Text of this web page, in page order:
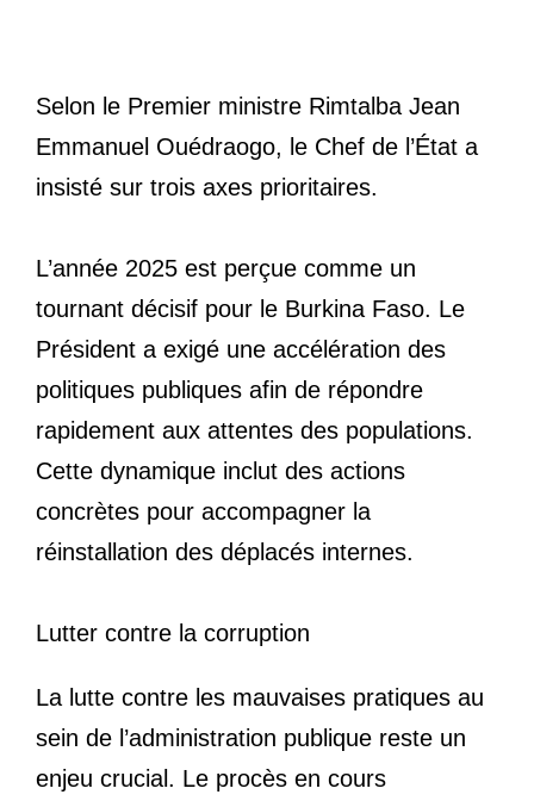
Selon le Premier ministre Rimtalba Jean
Emmanuel Ouédraogo, le Chef de l’État a
insisté sur trois axes prioritaires.
L’année 2025 est perçue comme un
tournant décisif pour le Burkina Faso. Le
Président a exigé une accélération des
politiques publiques afin de répondre
rapidement aux attentes des populations.
Cette dynamique inclut des actions
concrètes pour accompagner la
réinstallation des déplacés internes.
Lutter contre la corruption
La lutte contre les mauvaises pratiques au
sein de l’administration publique reste un
enjeu crucial. Le procès en cours